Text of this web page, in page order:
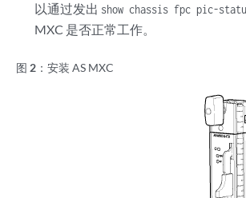
以通过发出 show chassis fpc pic-
MXC 是否正常工作。
图 2： 安装 AS MXC